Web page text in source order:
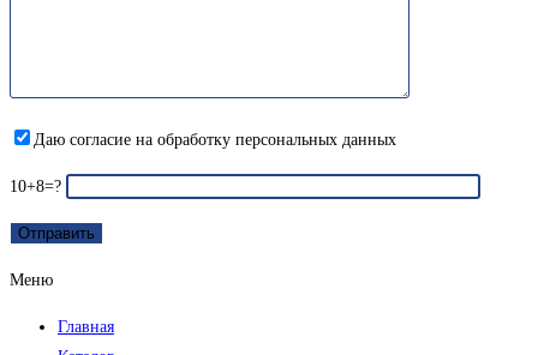
Даю согласие на обработку персональных данных
10+8=?
Меню
Главная